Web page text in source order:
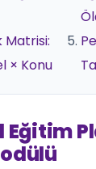
Matrisi:
× Konu
Eğitim